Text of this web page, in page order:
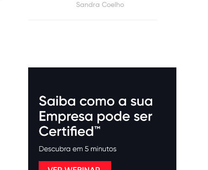
Sandra Coelho